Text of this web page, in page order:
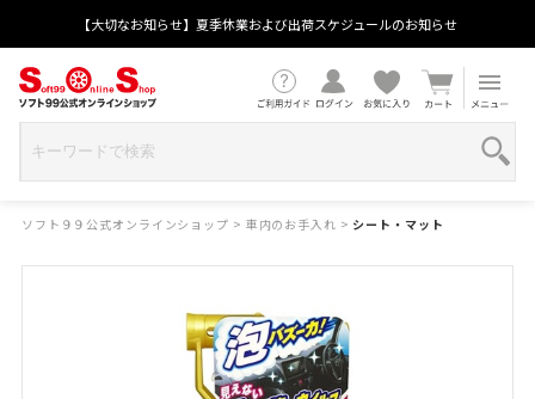
【大切なお知らせ】夏季休業および出荷スケジュールのお知らせ
ソフト９９公式オンラインショップ > 車内のお手入れ > シート・マット